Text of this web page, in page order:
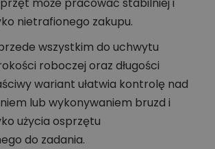
może pracować stabilniej i
nietrafionego zakupu.
wszystkim do uchwytu
roboczej oraz długości
wariant ułatwia kontrolę nad
lub wykonywaniem bruzd i
użycia osprzętu
do zadania.